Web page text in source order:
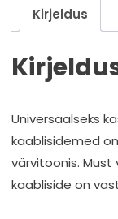
Kirjeldus
Universaalseks
kaablisidemed
värvitoonis. Must
kaabliside on